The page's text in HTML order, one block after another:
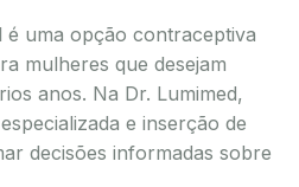
uma opção contraceptiva
mulheres que desejam
anos. Na Dr. Lumimed,
e inserção de
decisões informadas sobre